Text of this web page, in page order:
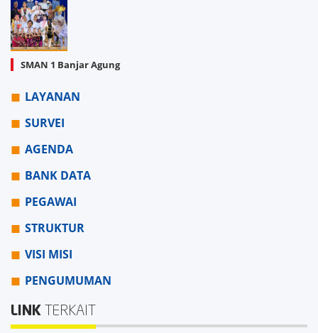
SMAN 1 Banjar Agung
LAYANAN
SURVEI
AGENDA
BANK DATA
PEGAWAI
STRUKTUR
VISI MISI
PENGUMUMAN
LINK TERKAIT